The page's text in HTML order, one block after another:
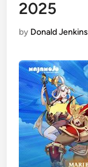
2025
by Donald Jenkins